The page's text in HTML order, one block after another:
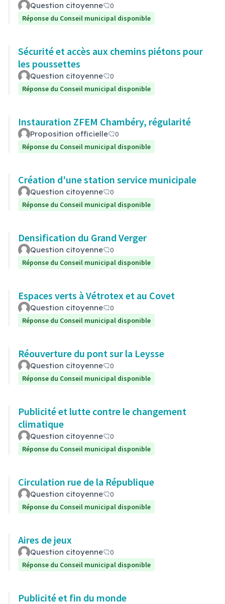
Question citoyenne
0
Réponse du Conseil municipal disponible
Sécurité et accès aux chemins piétons pour
les poussettes
Question citoyenne
0
Réponse du Conseil municipal disponible
Instauration ZFEM Chambéry, régularité
Proposition officielle
0
Réponse du Conseil municipal disponible
Création d'une station service municipale
Question citoyenne
0
Réponse du Conseil municipal disponible
Densification du Grand Verger
Question citoyenne
0
Réponse du Conseil municipal disponible
Espaces verts à Vétrotex et au Covet
Question citoyenne
0
Réponse du Conseil municipal disponible
Réouverture du pont sur la Leysse
Question citoyenne
0
Réponse du Conseil municipal disponible
Publicité et lutte contre le changement
climatique
Question citoyenne
0
Réponse du Conseil municipal disponible
Circulation rue de la République
Question citoyenne
0
Réponse du Conseil municipal disponible
Aires de jeux
Question citoyenne
0
Réponse du Conseil municipal disponible
Publicité et fin du monde